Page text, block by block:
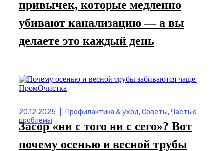
привычек, которые медленно
убивают канализацию — а вы
делаете это каждый день
20.12.2025 Профилактика & уход,Советы,Частые
проблемы
Засор «ни с того ни с сего»? Вот
почему осенью и весной трубы